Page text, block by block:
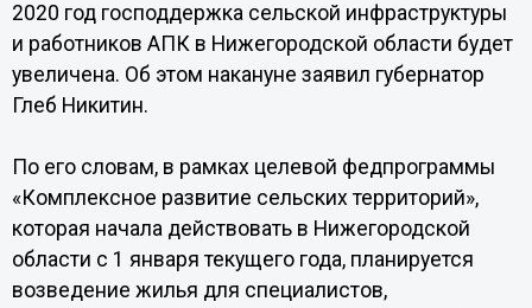
2020 год господдержка сельской инфраструктуры
и работников АПК в Нижегородской области будет
увеличена. Об этом накануне заявил губернатор
Глеб Никитин.
По его словам, в рамках целевой федпрограммы
«Комплексное развитие сельских территорий»,
которая начала действовать в Нижегородской
области с 1 января текущего года, планируется
возведение жилья для специалистов,